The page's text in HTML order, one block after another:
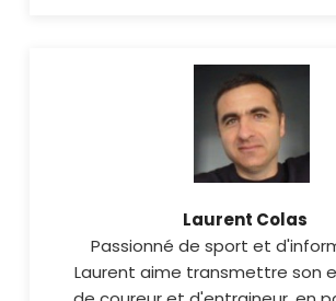
Laurent Colas
Passionné de sport et
Laurent aime transmettre son